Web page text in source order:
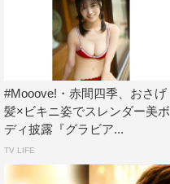
#Mooove!・赤間四季、おさげ
髪×ビキニ姿でスレンダー美ボ
ディ披露『グラビア...
TV LIFE